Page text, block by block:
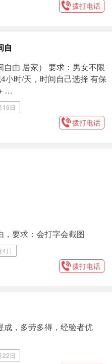
拨打电话
自
由 居家） 要求：男女不限
小时/天，时间自己选择 有保
…
16日
拨打电话
要求：会打字会截图
4日
拨打电话
成，多劳多得，经验者优
22日